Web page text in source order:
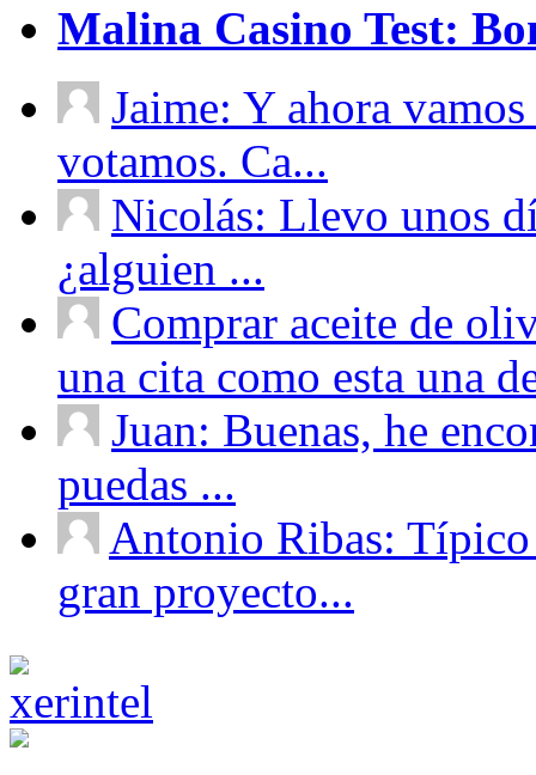
Malina Casino Test:
Jaime: Y ahora
votamos. Ca...
Nicolás: Llevo unos
¿alguien ...
Comprar aceite de
una cita como esta una
Juan: Buenas, he
puedas ...
Antonio Ribas: Típico
gran proyecto...